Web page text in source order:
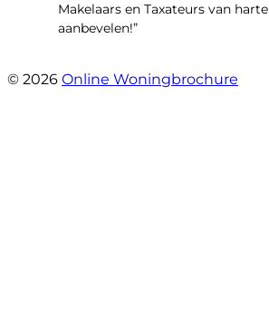
Makelaars en Taxateurs van harte
aanbevelen!”
© 2026 Online Woningbrochure